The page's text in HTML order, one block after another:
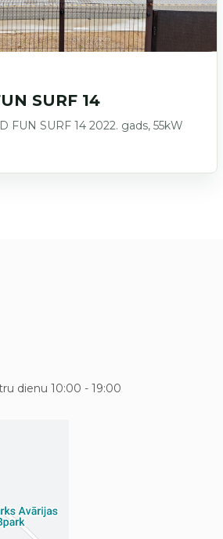
SURF 14
FUN SURF 14 2022. gads, 55kW
dienu 10:00 - 19:00